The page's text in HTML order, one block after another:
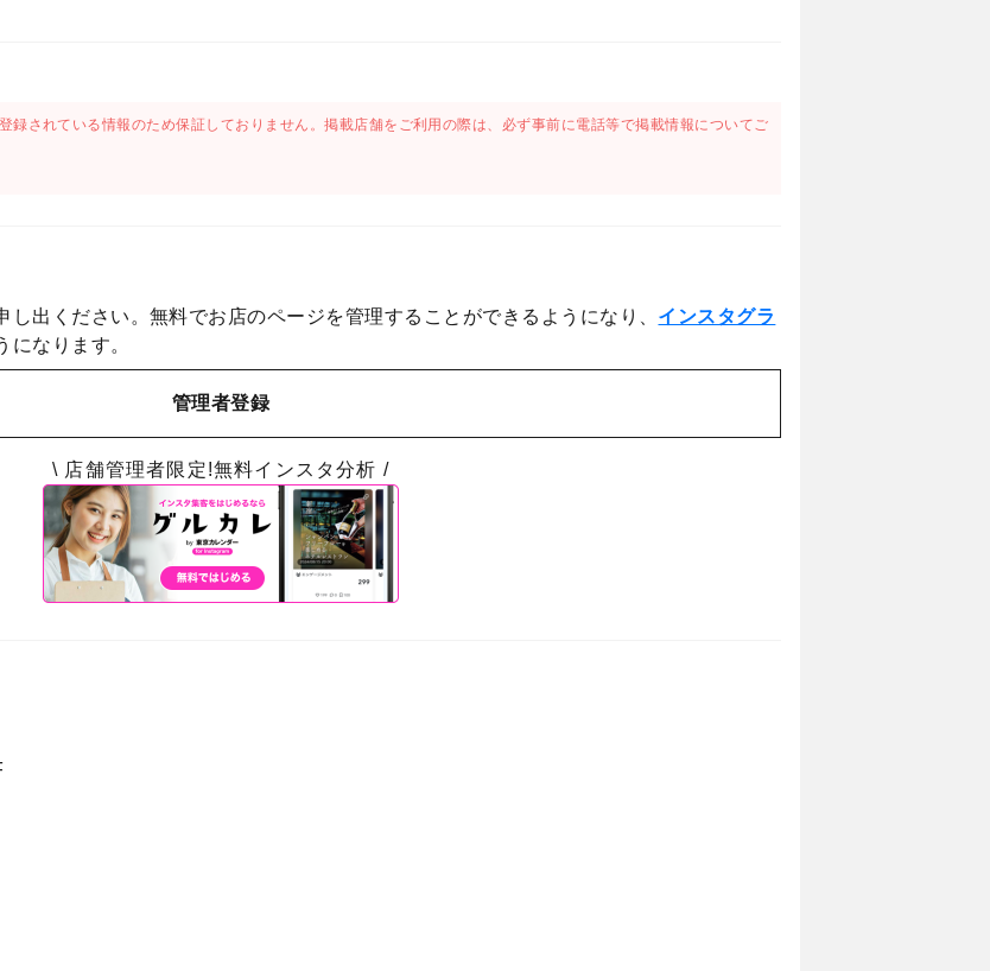
録されている情報のため保証しておりません。掲載店舗をご利用の際は、必ず事前に電話等で掲載情報についてご
出ください。無料でお店のページを管理することができるようになり、 インスタグラ
になります。
管理者登録
\ 店舗管理者限定!無料インスタ分析 /